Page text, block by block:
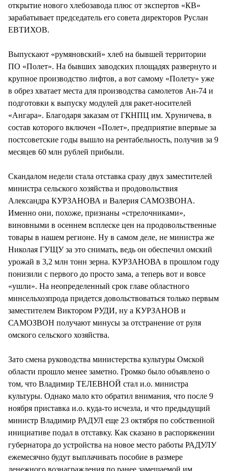
открытие нового хлебозавода плюс от экспертов «КВ»
зарабатывает председатель его совета директоров Руслан
ЕВТИХОВ.
Выпускают «румяновский» хлеб на бывшей территории
ПО «Полет». На бывших заводских площадях развернуто и
крупное производство лифтов, а вот самому «Полету» уже
в обрез хватает места для производства самолетов Ан-74 и
подготовки к выпуску модулей для ракет-носителей
«Ангара». Благодаря заказам от ГКНПЦ им. Хруничева, в
состав которого включен «Полет», предприятие впервые за
постсоветские годы вышло на рентабельность, получив за 9
месяцев 60 млн рублей прибыли.
Скандалом недели стала отставка сразу двух заместителей
министра сельского хозяйства и продовольствия
Александра КУРЗАНОВА и Валерия САМОЗВОНА.
Именно они, похоже, признаны «стрелочниками»,
виновными в осеннем всплеске цен на продовольственные
товары в нашем регионе. Ну в самом деле, не министра же
Николая ГУЩУ за это снимать, ведь он обеспечил омский
урожай в 3,2 млн тонн зерна. КУРЗАНОВА в прошлом году
понизили с первого до просто зама, а теперь вот и вовсе
«ушли». На неопределенный срок главе областного
минсельхозпрода придется довольствоваться только первым
заместителем Виктором РУДИ, ну а КУРЗАНОВ и
САМОЗВОН получают минусы за отстранение от руля
омского сельского хозяйства.
Зато смена руководства министерства культуры Омской
области прошло менее заметно. Громко было объявлено о
том, что Владимир ТЕЛЕВНОЙ стал и.о. министра
культуры. Однако мало кто обратил внимания, что после 9
ноября приставка и.о. куда-то исчезла, и что предыдущий
министр Владимир РАДУЛ еще 23 октября по собственной
инициативе подал в отставку. Как сказано в распоряжении
губернатора до устройства на новое место работы РАДУЛУ
ежемесячно будут выплачивать пособие в размере
денежного вознаграждения по ранее замещаемой им